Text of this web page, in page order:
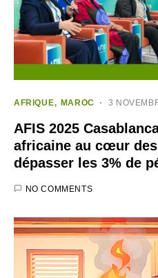
AFRIQUE MAROC 3
AFIS 2025
africaine au cœur
dépasser les 3% de
NO COMMENTS